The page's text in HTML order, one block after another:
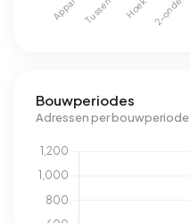
Bouwperiodes
Adressen per bouwperiode